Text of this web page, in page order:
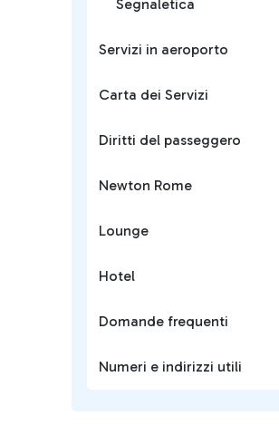
Segnaletica
Servizi in aeroporto
Carta dei Servizi
Diritti del passeggero
Newton Rome
Lounge
Hotel
Domande frequenti
Numeri e indirizzi utili